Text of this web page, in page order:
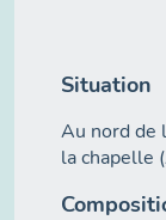
Situation
Au nord de
la chapelle